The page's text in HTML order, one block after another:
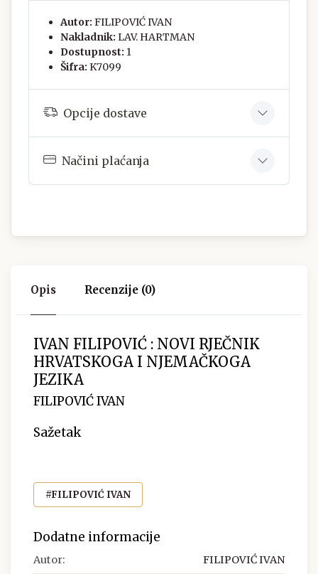
Autor: FILIPOVIĆ IVAN
Nakladnik: LAV. HARTMAN
Dostupnost: 1
Šifra: K7099
Opcije dostave
Načini plaćanja
Opis Recenzije (0)
IVAN FILIPOVIĆ : NOVI RJEČNIK
HRVATSKOGA I NJEMAČKOGA
JEZIKA
FILIPOVIĆ IVAN
Sažetak
#FILIPOVIĆ IVAN
Dodatne informacije
Autor: FILIPOVIĆ IVAN